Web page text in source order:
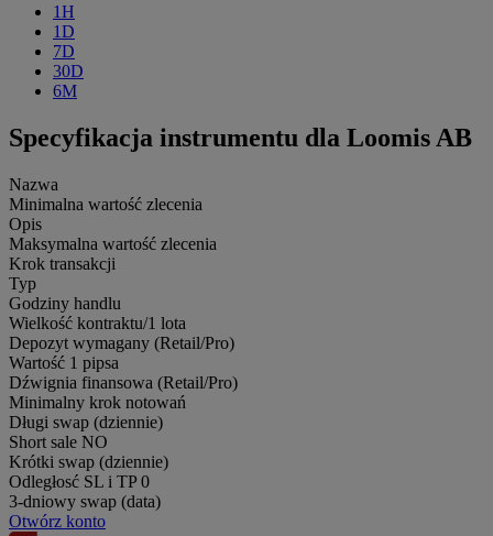
1H
1D
7D
30D
6M
Specyfikacja instrumentu dla Loomis AB
Nazwa
Minimalna wartość zlecenia
Opis
Maksymalna wartość zlecenia
Krok transakcji
Typ
Godziny handlu
Wielkość kontraktu/1 lota
Depozyt wymagany (Retail/Pro)
Wartość 1 pipsa
Dźwignia finansowa (Retail/Pro)
Minimalny krok notowań
Długi swap (dziennie)
Short sale NO
Krótki swap (dziennie)
Odległosć SL i TP 0
3-dniowy swap (data)
Otwórz konto